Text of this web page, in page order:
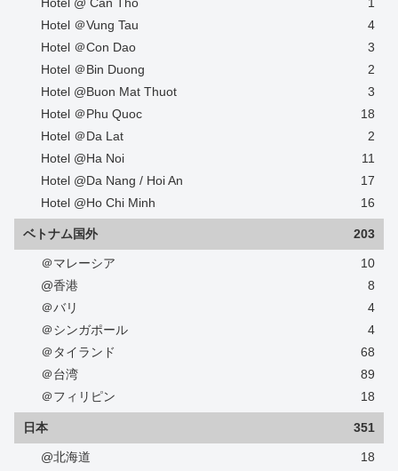
Hotel ＠Vung Tau
4
Hotel ＠Con Dao
3
Hotel ＠Bin Duong
2
Hotel @Buon Mat Thuot
3
Hotel ＠Phu Quoc
18
Hotel ＠Da Lat
2
Hotel @Ha Noi
11
Hotel @Da Nang / Hoi An
17
Hotel @Ho Chi Minh
16
ベトナム国外 203
＠マレーシア
10
@香港
8
＠バリ
4
＠シンガポール
4
＠タイランド
68
＠台湾
89
＠フィリピン
18
日本 351
@北海道
18